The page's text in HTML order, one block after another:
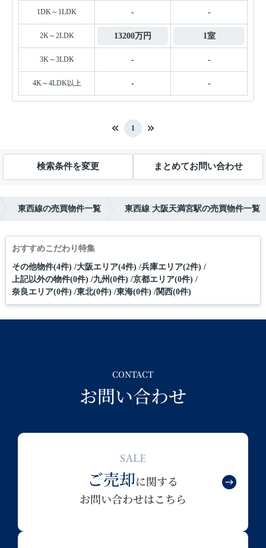
1DK～1LDK - -
2K～2LDK 13200万円 1室
3K～3LDK - -
4K～4LDK以上 - -
1
検索条件を変更 まとめてお問い合わせ
東西線の売買物件一覧 東西線 大阪天満宮駅の売買物件一覧
おすすめこだわり特集
その他物件(4件) 大阪エリア(4件) 兵庫エリア(2件)
上記以外の物件(0件) 九州(0件) 京都エリア(0件)
奈良エリア(0件) 東北(0件) 東海(0件) 関西(0件)
CONTACT
お問い合わせ
SALE
ご売却に関する
お問い合わせはこちら